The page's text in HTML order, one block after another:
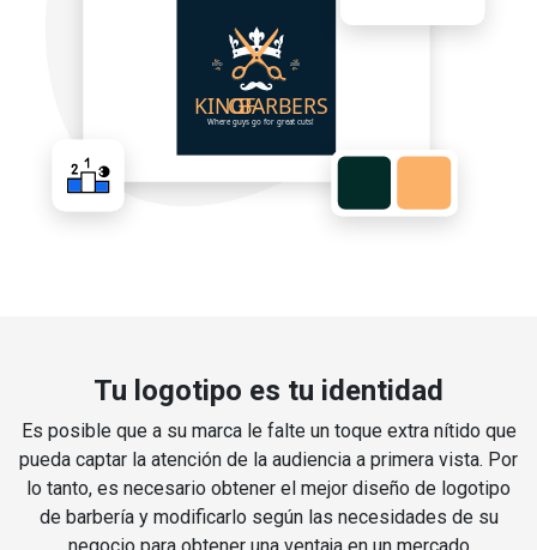
Tu logotipo es tu identidad
Es posible que a su marca le falte un toque extra nítido que
pueda captar la atención de la audiencia a primera vista. Por
lo tanto, es necesario obtener el mejor diseño de logotipo
de barbería y modificarlo según las necesidades de su